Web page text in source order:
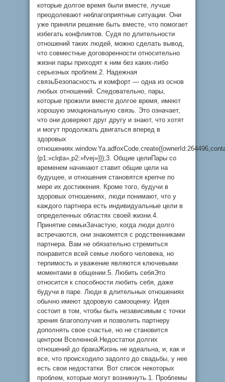
которые долгое время были вместе, лучше
преодолевают неблагоприятные ситуации. Они
уже приняли решение быть вместе, что помогает
избегать конфликтов. Судя по длительности
отношений таких людей, можно сделать вывод,
что совместные договоренности относительно
жизни пары приходят к ним без каких-либо
серьезных проблем.2. Надежная
связьБезопасность и комфорт — одна из основ
любых отношений. Следовательно, пары,
которые прожили вместе долгое время, имеют
хорошую эмоциональную связь. Это означает,
что они доверяют друг другу и знают, что хотят
и могут продолжать двигаться вперед в
здоровых
{p1:»clqta»,p2:»fvej»}});3. Общие целиПары со
временем начинают ставит общие цели на
будущее, и отношения становятся крепче по
мере их достижения. Кроме того, будучи в
здоровых отношениях, люди понимают, что у
каждого партнера есть индивидуальные цели в
определенных областях своей жизни.4.
Принятие семьиЗачастую, когда люди долго
встречаются, они знакомятся с родственниками
партнера. Вам не обязательно стремиться
понравится всей семье любого человека, но
терпимость и уважение являются ключевыми
моментами в общении.5. Любить себяЭто
относится к способности любить себя, даже
будучи в паре. Люди в длительных отношениях
обычно имеют здоровую самооценку. Идея
состоит в том, чтобы быть независимым с точки
зрения благополучия и позволить партнеру
дополнять свое счастье, но не становится
центром Вселенной.Недостатки долгих
отношений до бракаЖизнь не идеальна, и, как и
все, что происходило задолго до свадьбы, у нее
есть свои недостатки. Вот список некоторых
проблем, которые могут возникнуть.1. Проблемы